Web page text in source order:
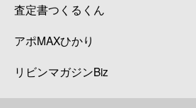
査定書つくるくん
アポMAXひかり
リビンマガジンBiz